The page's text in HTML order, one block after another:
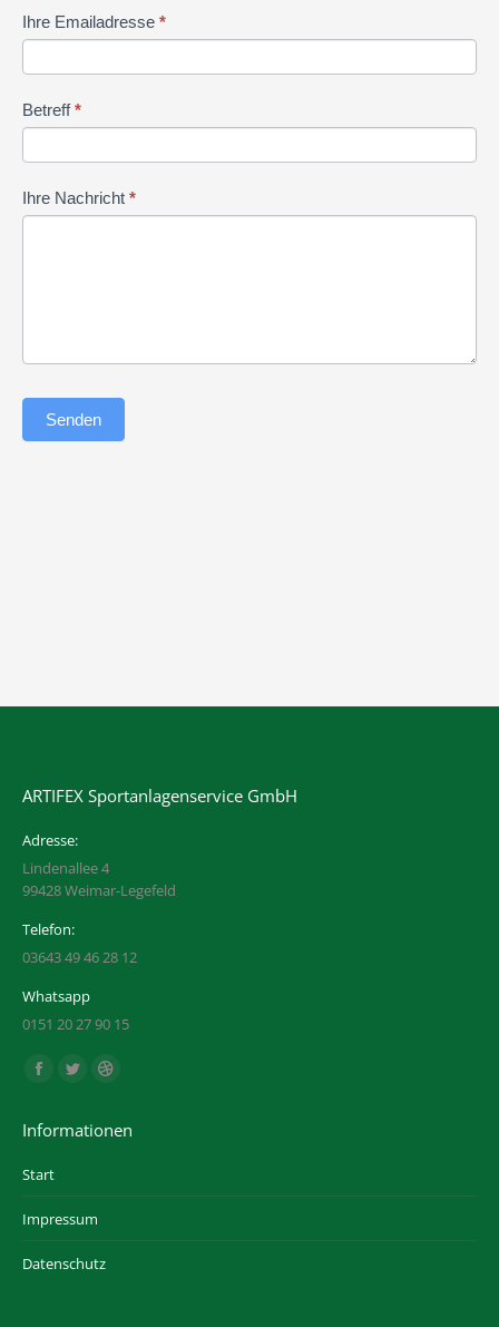
Ihre Emailadresse *
Betreff*
Ihre Nachricht *
Senden
ARTIFEX Sportanlagenservice GmbH
Adresse:
Lindenallee 4
99428 Weimar-Legefeld
Telefon:
03643 49 46 28 12
Whatsapp
0151 20 27 90 15
Finden Sie uns auf:
Facebook
opens
in
window
Twitter
opens
window
Dribbble
opens
Informationen
Start
Impressum
Datenschutz